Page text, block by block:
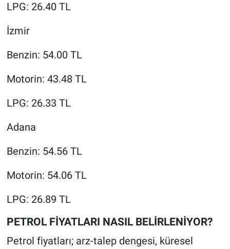
LPG: 26.40 TL
İzmir
Benzin: 54.00 TL
Motorin: 43.48 TL
LPG: 26.33 TL
Adana
Benzin: 54.56 TL
Motorin: 54.06 TL
LPG: 26.89 TL
PETROL FİYATLARI NASIL BELİRLENİYOR?
Petrol fiyatları; arz-talep dengesi, küresel